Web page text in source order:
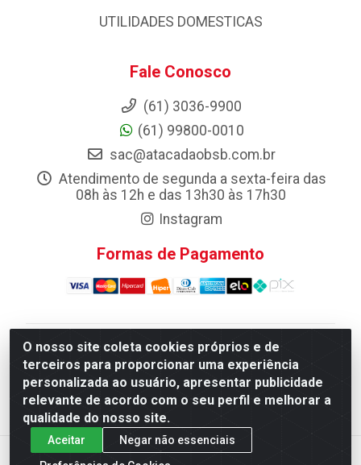
O nosso site coleta cookies próprios e de
terceiros para proporcionar uma experiência
personalizada ao usuário, apresentar publicidade
relevante de acordo com o seu perfil e melhorar a
qualidade do nosso site.
Aceitar
Negar não essenciais
UTILIDADES DOMESTICAS
Fale Conosco
(61) 3036-9900
(61) 99800-0010
sac@atacadaobsb.com.br
Atendimento de segunda a sexta-feira das
08h às 12h e das 13h30 às 17h30
Instagram
Formas de Pagamento
Atacadao da Limpeza F. Pereira Queiroz Comercio e
Distribuicao LTDA - Quadra Qi 10 Lotes 39 e, 41 - Setor
Industrial (Taguatinga), Brasília/DF - CEP 72.135-100 -
CNPJ 13.184.675/0001-80